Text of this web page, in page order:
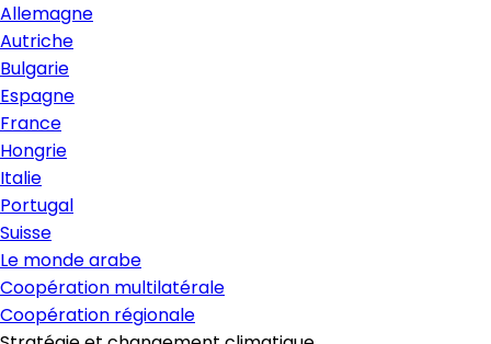
Allemagne
Autriche
Bulgarie
Espagne
France
Hongrie
Italie
Portugal
Suisse
Le monde arabe
Coopération multilatérale
Coopération régionale